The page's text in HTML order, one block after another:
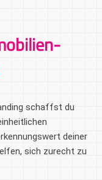
schaffst du
deiner
sich zurecht zu